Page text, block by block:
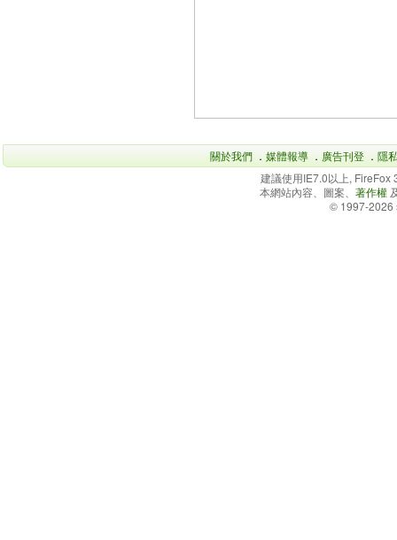
關於我們 ． 媒體報導 ． 廣告刊登 ． 隱
建議使用IE7.0以上,
本網站內容、圖案、 著作權
© 1997-2026